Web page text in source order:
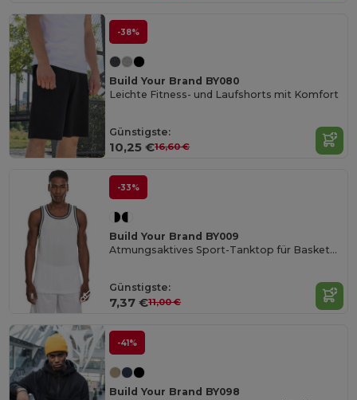
-38%
Build Your Brand BY080
Leichte Fitness- und Laufshorts mit Komfort
Günstigste:
10,25 €16,60 €
-33%
Build Your Brand BY009
Atmungsaktives Sport-Tanktop für Basketball & Fitness
Günstigste:
7,37 €11,00 €
-41%
Build Your Brand BY098